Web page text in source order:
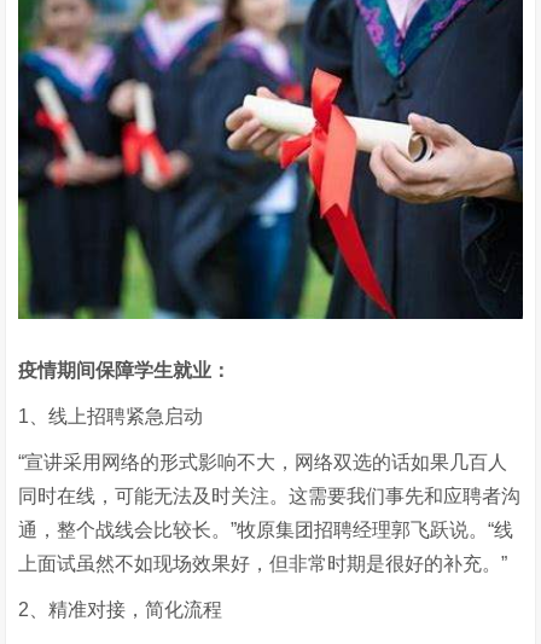
疫情期间保障学生就业：
1、线上招聘紧急启动
“宣讲采用网络的形式影响不大，网络双选的话如果几百人
同时在线，可能无法及时关注。这需要我们事先和应聘者沟
通，整个战线会比较长。”牧原集团招聘经理郭飞跃说。“线
上面试虽然不如现场效果好，但非常时期是很好的补充。”
2、精准对接，简化流程